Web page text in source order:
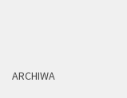
ARCHIWA